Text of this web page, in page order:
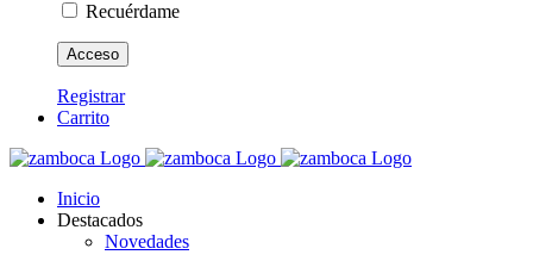
Recuérdame
Registrar
Carrito
Inicio
Destacados
Novedades